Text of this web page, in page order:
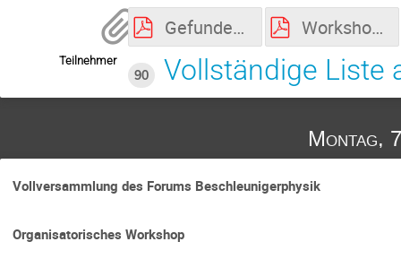
Gefundene Verbünde.pdf Workshop Orga.pdf
Teilnehmer
90 Vollständige Liste
Montag,
Vollversammlung des Forums Beschleunigerphysik
Organisatorisches Workshop